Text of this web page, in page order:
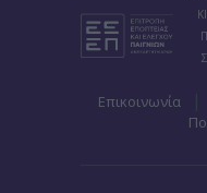
Επικοινωνία